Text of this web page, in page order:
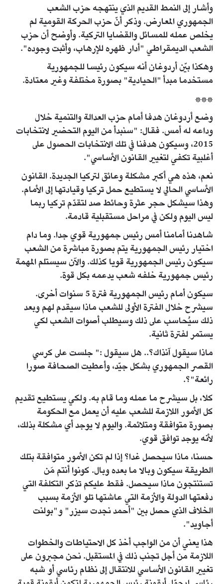
وأشار إلى النمط القديم الذي ينتهجه حزب الشعب
الجمهوري المعارض. وذكر أنّ حزب الحركة القومية لم
يخلص عمله للمسائل والقضايا التركية. وأوضح أن حزب
الشعب الديمقراطي "أدار ظهره للإرهاب، وأثبت وجوده".
وهكذا بيّن أردوغان أنه سيكون رئيسا للجمهورية
مستخدما مبدأ "الحيادية" بصورة مختلفة وغير معتادة.
***
وضع أردوغان هدفا أمام حزب العدالة والتنمية خلال
وداعه له أمس. فقال: "سنبدأ من اليوم التحضير لانتخابات
2015، وسيكون هدفنا في تلك الانتخابات الحصول على
أغلبية تكفي لتغيير القانون الأساسي".
نعم، هذه هي أكبر مشكلة وعائق لتركيا الجديدة. القانون
الأساسي الحالي لا يستطيع حمل تركيا وقيادتها إلى الأمام.
وهذا سيشكل حجر عثرة وحائط صد لتقدّم تركيا ربما
ليس اليوم ولكن في مراحل مستقبلية قادمة.
شاهدنا أمامنا أمس رئيس جمهورية قوي جدا. وما دام
اختيار رئيس الجمهورية يتم بصورة مباشرة من الشعب
سيكون رئيس الجمهورية قويا كذلك. والآن سيستلم المهمة
رئيس جمهورية خلفه شعب يدعمه بكل قوة.
سيكون أمام رئيس الجمهورية فترة 5 سنوات أخرى.
سيشرح خلال الفترة الأولى للشعب ماذا سيقدم لهم وبعد
ذلك سيُحاسب على ذلك وسيطلب أصوات الشعب لكي
يستمر لفترة ثانية.
ماذا سيقول آنذاك؟.. هل سيقول :" جلست على كرسي
القصر الجمهوري بشكل جيّد، وأعطيت الصحافة صورا
رائعة"؟.
كلا، بل سيشرح ما عمله وما قام به. ولكي يستطيع تقديم
كل الأمور اللازمة للشعب عليه أن يعمل مع الحكومة
بصورة متوافقة ومتلائمة. واليوم لا يوجد أي مشكلة بذلك،
لأنه يوجد توافق قوي.
حسنا، ماذا سيحصل غدا؟ إذا لم تكن الأمور متوافقة بتلك
الطريقة سيكون وبالا ما بعده وبال. كونوا أنتم مَن
تستنتجون ماذا سيحصل. فقط عليكم تذكر التكلفة التي
دفعتها الدولة والأزمة التي عاشتها تلو الأزمة بسبب
الخلاف الذي حصل بين "أحمد نجدت سيزر" و"بولنت
أجاويد".
هذا يعني أن من الواجب أخذ كل الاحتياطات والخطوات
اللازمة من أجل تجنب ذلك في المستقبل. نحن مجبرون على
تغيير القانون الأساسي للانتقال إلى نظام رئاسي أو شبه